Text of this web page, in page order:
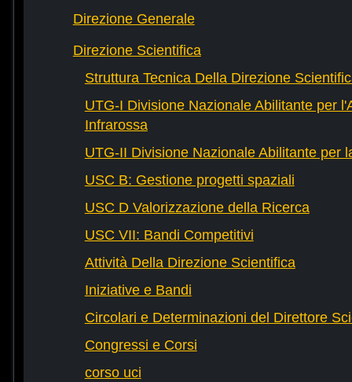
Direzione Generale
Direzione Scientifica
Struttura Tecnica Della Direzione
UTG-I Divisione Nazionale Abilitante per
Infrarossa
UTG-II Divisione Nazionale Abilitante per
USC B: Gestione progetti spaziali
USC D Valorizzazione della Ricerca
USC VII: Bandi Competitivi
Attività Della Direzione Scientifica
Iniziative e Bandi
Circolari e Determinazioni del Direttore
Congressi e Corsi
corso uci